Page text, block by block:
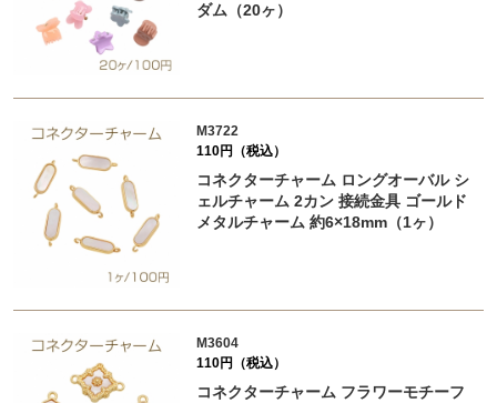
ダム（20ヶ）
M3722
110円（税込）
コネクターチャーム ロングオーバル シ
ェルチャーム 2カン 接続金具 ゴールド
メタルチャーム 約6×18mm（1ヶ）
M3604
110円（税込）
コネクターチャーム フラワーモチーフ